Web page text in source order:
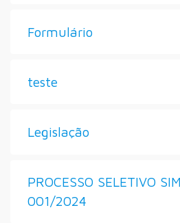
Formulário
teste
Legislação
PROCESSO SELETIVO
001/2024